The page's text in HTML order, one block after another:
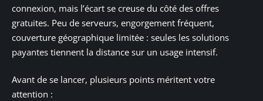
connexion, mais l’écart se creuse du côté des offres
gratuites. Peu de serveurs, engorgement fréquent,
couverture géographique limitée : seules les solutions
payantes tiennent la distance sur un usage intensif.
Avant de se lancer, plusieurs points méritent votre
attention :